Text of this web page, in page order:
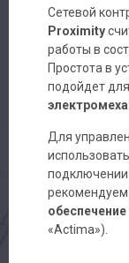
Сетевой
Proximity
работы в
Простота в
подойдет
Для
использовать
подключении
рекомендуем
обеспечение
«Actima»).